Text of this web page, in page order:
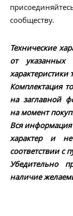
сообществу.
Технические
от указанных
Комплектация
на заглавной
на момент
Вся информация
характер и
соответствии с
Убедительно
наличие